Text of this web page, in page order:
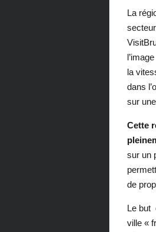
La
la
dans
sur
Cette
sur un
de
Le but
ville «